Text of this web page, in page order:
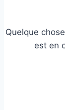
Quelque
est en